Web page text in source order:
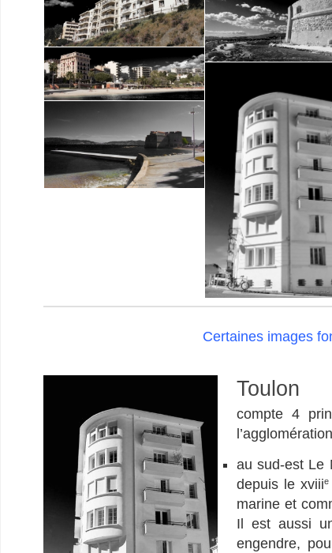
Certaines images
Toulon
compte 4
au sud-est Le
depuis lexviiie
marine et
Il est aussi
engendre,